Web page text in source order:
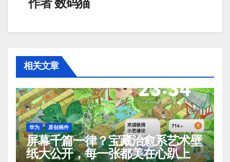
相关文章
华为 原创稿件
屏幕千篇一律？宝藏治愈系艺术壁
纸大公开，每一张都美在心趴上